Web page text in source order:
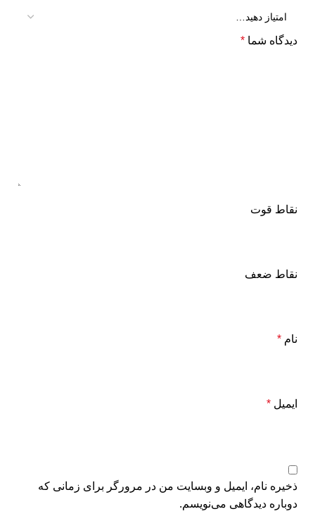
دیدگاه شما *
نقاط قوت
نقاط ضعف
نام *
ایمیل *
ذخیره نام، ایمیل و وبسایت من در مرورگر برای زمانی که
دوباره دیدگاهی می‌نویسم.